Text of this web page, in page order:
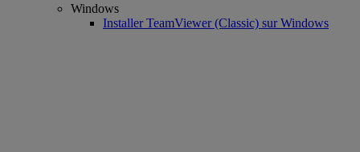
Windows
Installer TeamViewer (Classic) sur Windows